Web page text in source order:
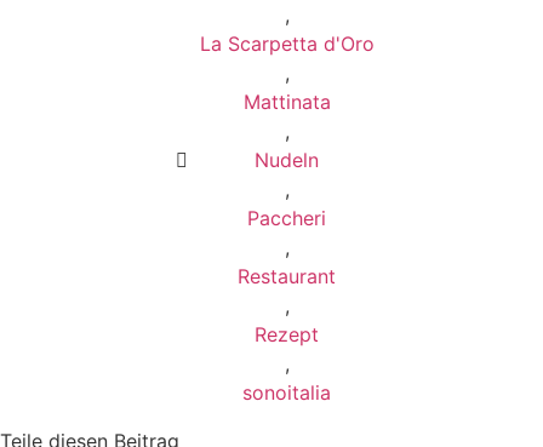
,
La Scarpetta d'Oro
,
Mattinata
,
Nudeln
,
Paccheri
,
Restaurant
,
Rezept
,
sonoitalia
Teile diesen Beitrag